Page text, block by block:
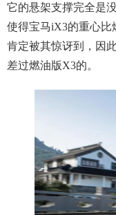
它的悬架支撑完全是
使得宝马iX3的重心比
肯定被其惊讶到，因
差过燃油版X3的。